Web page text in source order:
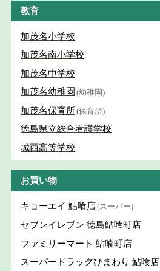
教育
加茂名小学校
加茂名南小学校
加茂名中学校
加茂名幼稚園 (幼稚園)
加茂名保育所(保育所)
徳島県立総合看護学校
城西高等学校
お買い物
キョーエイ 鮎喰店(スーパー)
セブンイレブン 徳島鮎喰町店
ファミリーマート 鮎喰町店
スーパードラッグひまわり 鮎喰店